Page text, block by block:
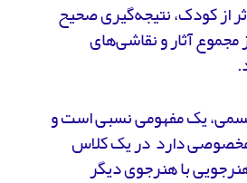
از کودک، نتیجه‌گیری صحیح
آثار و نقاشی‌های
یک مفهومی نسبی است و
دارد در یک کلاس
با هنرجوی دیگر